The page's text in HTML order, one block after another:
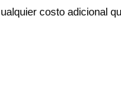
costo adicional